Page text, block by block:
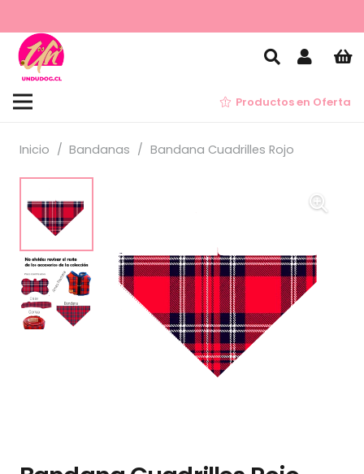
Productos en Oferta
Inicio / Bandanas / Bandana Cuadrilles Rojo